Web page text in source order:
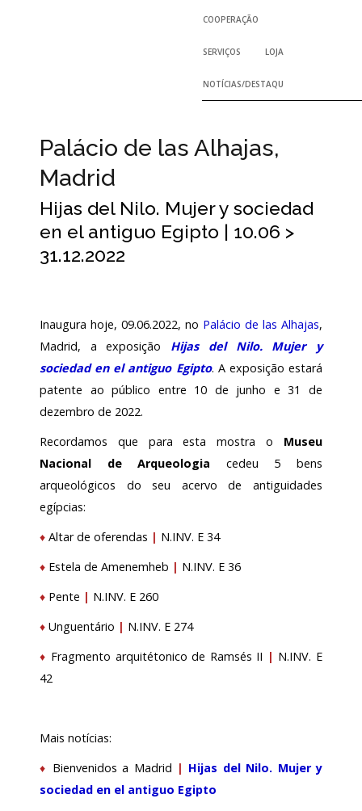
PERMANENTES
COOPERAÇÃO
PROJETOS NACIONAIS
SERVIÇOS
SERVIÇO DE INVENTÁRIO E COLEÇÕES
SERVIÇO DE DOCUMENTAÇÃO
ARQUIVO HISTÓRICO
PROGRAMA EDUCATIVO
INVESTIGADORES
LOJA
NOTÍCIAS/DESTAQUES
Palácio de las Alhajas,
Madrid
Hijas del Nilo. Mujer y sociedad
en el antiguo Egipto | 10.06 >
31.12.2022
Inaugura hoje, 09.06.2022, no Palácio de las Alhajas,
Madrid, a exposição Hijas del Nilo. Mujer y
sociedad en el antiguo Egipto. A exposição estará
patente ao público entre 10 de junho e 31 de
dezembro de 2022.
Recordamos que para esta mostra o Museu
Nacional de Arqueologia cedeu 5 bens
arqueológicos do seu acervo de antiguidades
egípcias:
♦Altar de oferendas | N.INV. E 34
♦Estela de Amenemheb | N.INV. E 36
♦Pente | N.INV. E 260
♦Unguentário | N.INV. E 274
♦ Fragmento arquitétonico de Ramsés II | N.INV. E
42
Mais notícias:
♦ Bienvenidos a Madrid | Hijas del Nilo. Mujer y
sociedad en el antiguo Egipto